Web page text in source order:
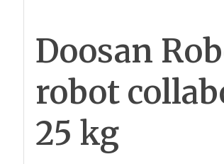
Doosan
robot
25 kg